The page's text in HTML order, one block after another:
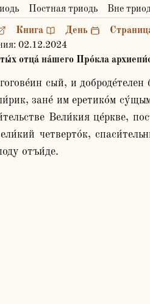
Постная триодь Вне
Книга День
02.12.2024
отца́ на́шего Про́кла
зане́ им еретико́м
Вели́кия це́ркве,
четверто́к,